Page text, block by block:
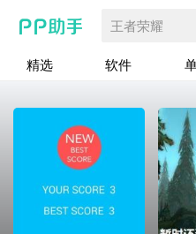
王者荣耀
精选 软件